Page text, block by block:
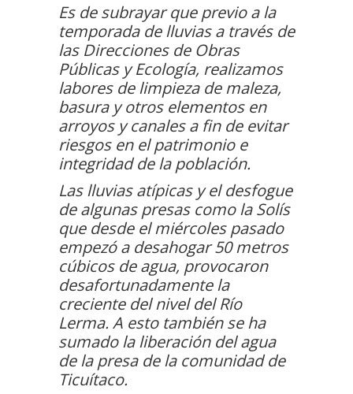
Es de subrayar que previo a la
temporada de lluvias a través de
las Direcciones de Obras
Públicas y Ecología, realizamos
labores de limpieza de maleza,
basura y otros elementos en
arroyos y canales a fin de evitar
riesgos en el patrimonio e
integridad de la población.
Las lluvias atípicas y el desfogue
de algunas presas como la Solís
que desde el miércoles pasado
empezó a desahogar 50 metros
cúbicos de agua, provocaron
desafortunadamente la
creciente del nivel del Río
Lerma. A esto también se ha
sumado la liberación del agua
de la presa de la comunidad de
Ticuítaco.